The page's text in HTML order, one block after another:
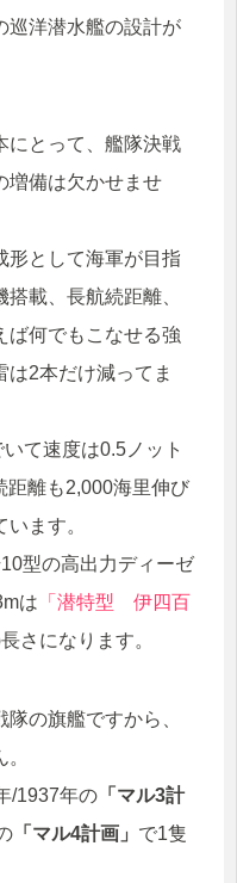
巡洋潜水艦の設計が
にとって、艦隊決戦
増備は欠かせませ
形として海軍が目指
載、長航続距離、
ば何でもこなせる強
は2本だけ減ってま
て速度は0.5ノット
距離も2,000海里伸び
ます。
型の高出力ディーゼ
は 「潜特型 伊四百
さになります。
の旗艦ですから、
/1937年の 「マル3計
「マル4計画」 で1隻